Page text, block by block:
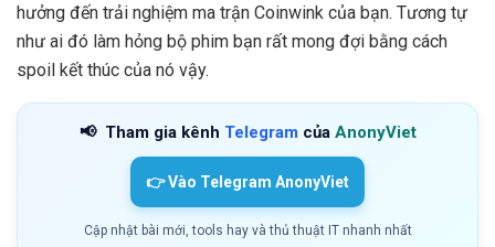
hưởng đến trải nghiệm ma trận Coinwink của bạn. Tương tự
như ai đó làm hỏng bộ phim bạn rất mong đợi bằng cách
spoil kết thúc của nó vậy.
📢 Tham gia kênh Telegram của AnonyViet
👉 Vào Telegram AnonyViet
Cập nhật bài mới, tools hay và thủ thuật IT nhanh nhất